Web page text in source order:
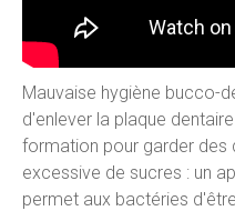
Mauvaise hygiène bucco-
d'enlever la plaque
formation pour garder des
excessive de sucres : un
permet aux bactéries